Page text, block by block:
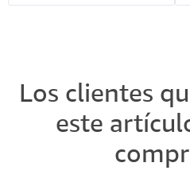
Los clientes
este